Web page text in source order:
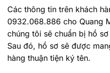
Các thông tin trên khách
0932.068.886 cho Quang
chúng tôi sẽ chuẩn bị hồ
Sau đó, hồ sơ sẽ được
hàng thuận tiện ký tên.